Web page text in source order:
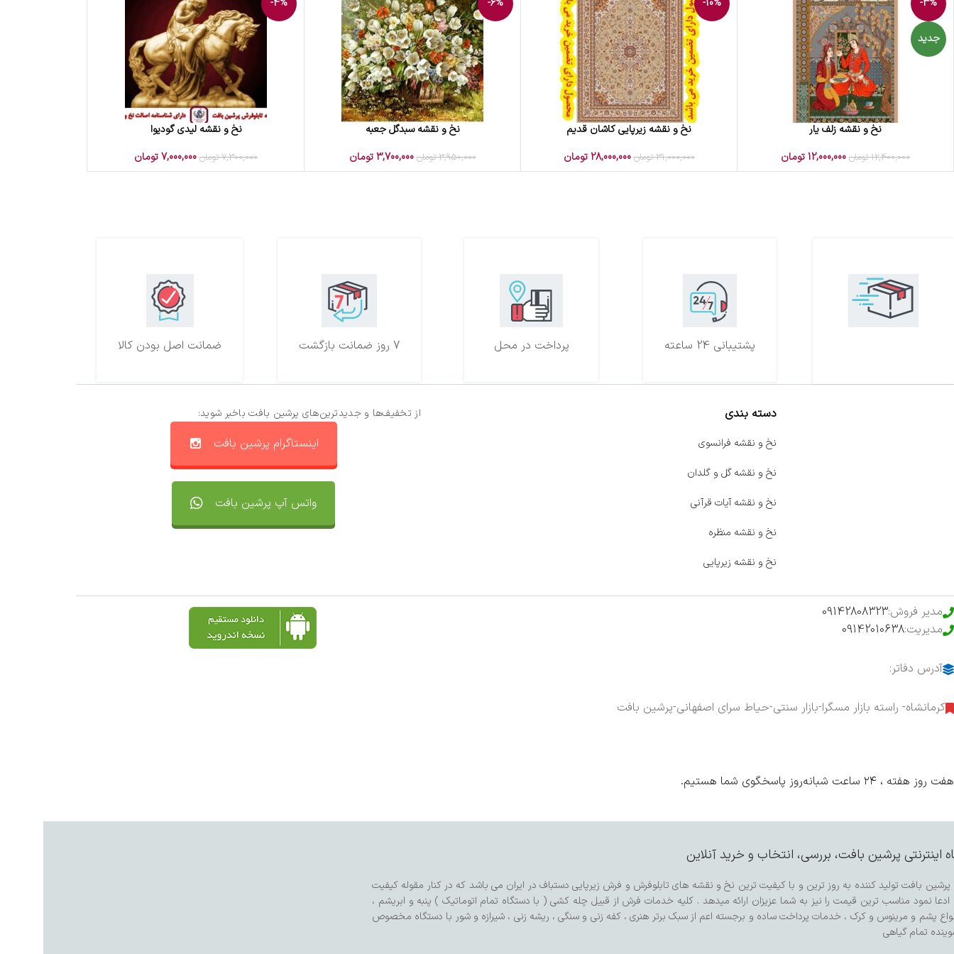
-3%
جدید
افزودن به سبد خریدنخ و نقشه زلف یار
12,400,000 تومان 12,000,000تومان
-10%
افزودن به سبد خریدنخ و نقشه زیرپایی کاشان قدیم
31,000,000 تومان 28,000,000 تومان
-6%
افزودن به سبد خریدنخ و نقشه سبدگل جعبه
3,950,000 تومان 3,700,000 تومان
-4%
افزودن به سبد خریدنخ و نقشه لیدی گودیوا
7,300,000 تومان 7,000,000تومان
ضمانت اصل بودن کالا 7 روز ضمانت بازگشت پرداخت در محل پشتیبانی 24 ساعته
از تخفیف‌ها و جدیدترین‌های پرشین بافت باخبر شوید:
اینستاگرام پرشین بافت
واتس آپ پرشین بافت
دسته بندی
نخ و نقشه فرانسوی
نخ و نقشه گل و گلدان
نخ و نقشه آیات قرآنی
نخ و نقشه منظره
نخ و نقشه زیرپایی
مدیر فروش:09142808323
مدیریت:09142010638
آدرس دفاتر:
کرمانشاه- راسته بازار مسگرا-بازار سنتی-حیاط سرای اصفهانی-پرشین بافت
هفت روز هفته ، ۲۴ ساعت شبانه‌روز پاسخگوی شما هستیم.
اینترنتی پرشین بافت، بررسی، انتخاب و خرید آنلاین
بافت تولید کننده به روز ترین و با کیفیت ترین نخ و نقشه های تابلوفرش و فرش زیرپایی دستباف در ایران می باشد که در کنار مقوله کیفیت
نمود مناسب ترین قیمت را نیز به شما عزیزان ارائه میدهد . کلیه خدمات فرش از قبیل چله کشی ( با دستگاه تمام اتوماتیک ) پنبه و ابریشم ،
پشم و مرینوس و کرک ، خدمات پرداخت ساده و برجسته اعم از سبک برتر هنری ، کفه زنی و سنگی ، ریشه زنی ، شیرازه و شور با دستگاه مخصوص
تمام گیاهی